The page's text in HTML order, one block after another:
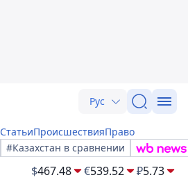
Рус
СтатьиПроисшествияПраво
#Казахстан в сравнении
$467.48 €539.52 ₽5.73